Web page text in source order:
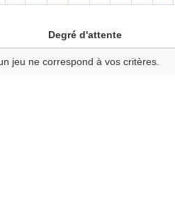
Degré d'attente
jeu ne correspond à vos critères.